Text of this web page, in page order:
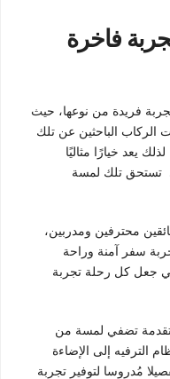
فاخرة
فريدة من نوعها، حيث
الركاب الباحثين عن تلك
يعد خيارًا مثاليًا
تستحق تلك لمسة
محترفين ومدربين،
سفر آمنة وراحة
في جعل كل رحلة تجربة
تضفي لمسة من
الترفيه إلى الإضاءة
مُدروسا لتوفير تجربة